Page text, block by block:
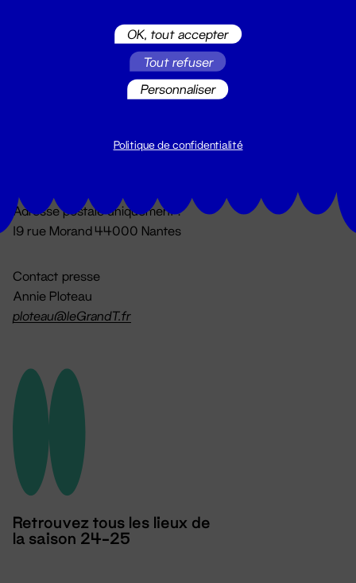
Du lundi au vendredi 14h → 18h
Adresse postale uniquement :
19 rue Morand 44000 Nantes
Contact presse
Annie Ploteau
ploteau@leGrandT.fr
Retrouvez tous les lieux de
la saison 24-25
OK, tout accepter
Tout refuser
Personnaliser
Politique de confidentialité